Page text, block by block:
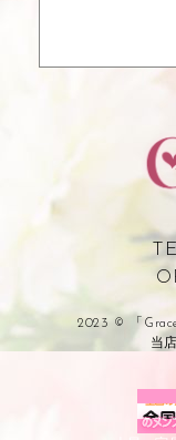
2023 © 「
当